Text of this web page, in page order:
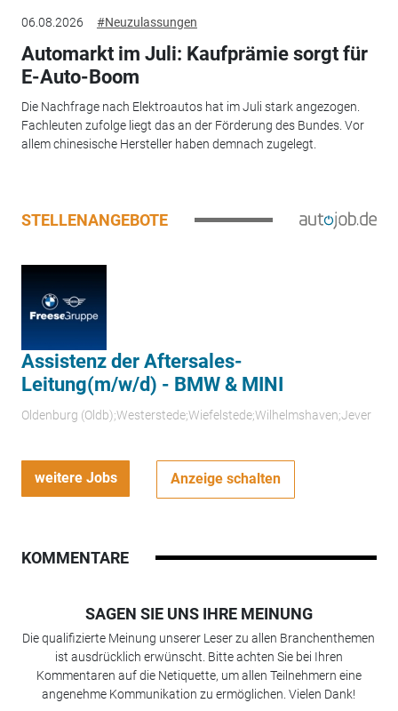
06.08.2026 #Neuzulassungen
Automarkt im Juli: Kaufprämie sorgt für
E-Auto-Boom
Die Nachfrage nach Elektroautos hat im Juli stark angezogen.
Fachleuten zufolge liegt das an der Förderung des Bundes. Vor
allem chinesische Hersteller haben demnach zugelegt.
STELLENANGEBOTE
Assistenz der Aftersales-
Leitung(m/w/d) - BMW & MINI
Oldenburg (Oldb);Westerstede;Wiefelstede;Wilhelmshaven;Jever
weitere Jobs Anzeige schalten
KOMMENTARE
SAGEN SIE UNS IHRE MEINUNG
Die qualifizierte Meinung unserer Leser zu allen Branchenthemen
ist ausdrücklich erwünscht. Bitte achten Sie bei Ihren
Kommentaren auf die Netiquette, um allen Teilnehmern eine
angenehme Kommunikation zu ermöglichen. Vielen Dank!